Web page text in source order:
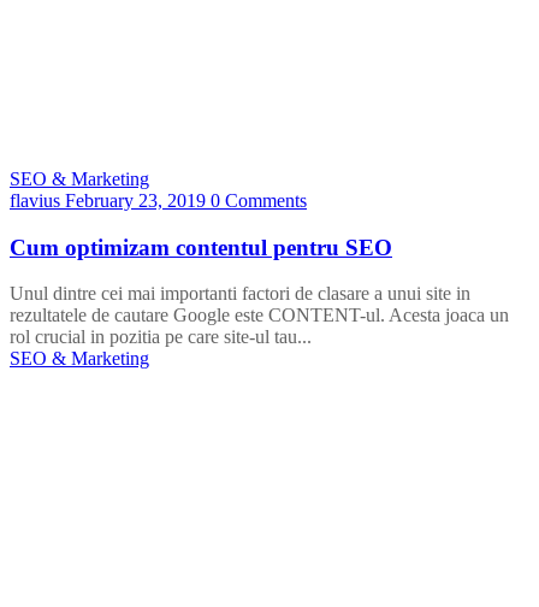
SEO & Marketing
flavius February 23, 2019 0 Comments
Cum optimizam contentul pentru SEO
Unul dintre cei mai importanti factori de clasare a unui site in
rezultatele de cautare Google este CONTENT-ul. Acesta joaca un
rol crucial in pozitia pe care site-ul tau...
SEO & Marketing